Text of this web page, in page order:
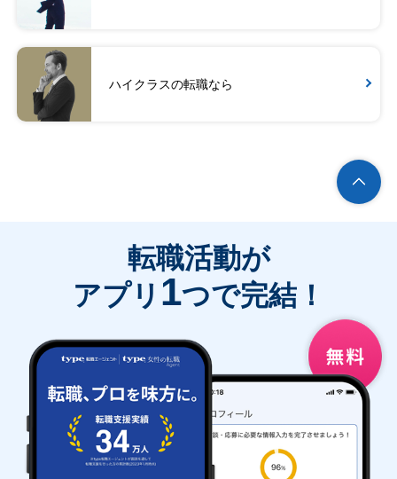
ハイクラスの転職なら
転職活動が
アプリ 1つで完結！